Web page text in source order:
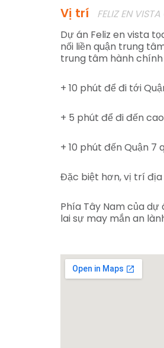
Vị trí
FELIZ EN
Dự án Feliz en vista
nối liền quận trung
trung tâm hành
+ 10 phút để đi tới
+ 5 phút để đi đến
+ 10 phút đến Quận 7
Đặc biệt hơn, vị trí địa
Phía Tây Nam của
lai sự may mắn an